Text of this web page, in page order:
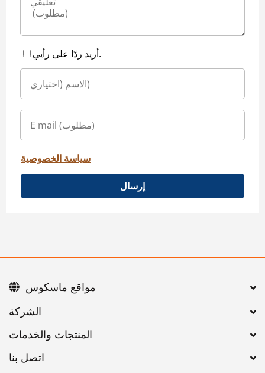
أريد ردًا على رأيي.
سياسة الخصوصية
إرسال
اتصل بنا
مواقع ماسكوس